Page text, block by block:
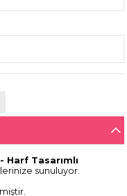
Harf Tasarımlı
sunuluyor.